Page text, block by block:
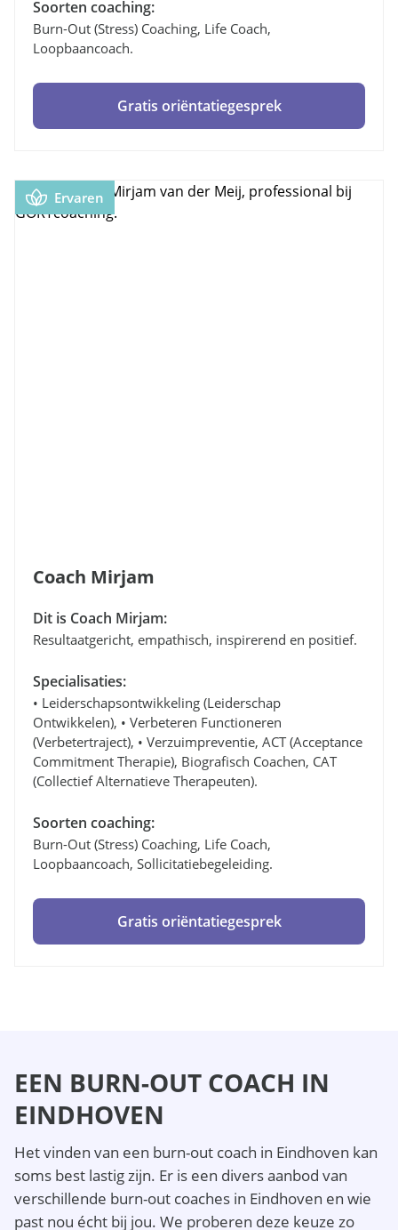
Soorten coaching:
Burn-Out (stress) Coaching, Life Coach,
Loopbaancoach.
Gratis oriëntatiegesprek
Ervaren
Coach Mirjam
Dit is Coach Mirjam:
Resultaatgericht, empathisch, inspirerend en positief.
Specialisaties:
• Leiderschapsontwikkeling (leiderschap
Ontwikkelen), • Verbeteren Functioneren
(verbetertraject), • Verzuimpreventie, ACT (Acceptance
Commitment Therapie), Biografisch Coachen, CAT
(Collectief Alternatieve Therapeuten).
Soorten coaching:
Burn-Out (stress) Coaching, Life Coach,
Loopbaancoach, Sollicitatiebegeleiding.
Gratis oriëntatiegesprek
EEN BURN-OUT COACH IN
EINDHOVEN
Het vinden van een burn-out coach in Eindhoven kan
soms best lastig zijn. Er is een divers aanbod van
verschillende burn-out coaches in Eindhoven en wie
past nou écht bij jou. We proberen deze keuze zo